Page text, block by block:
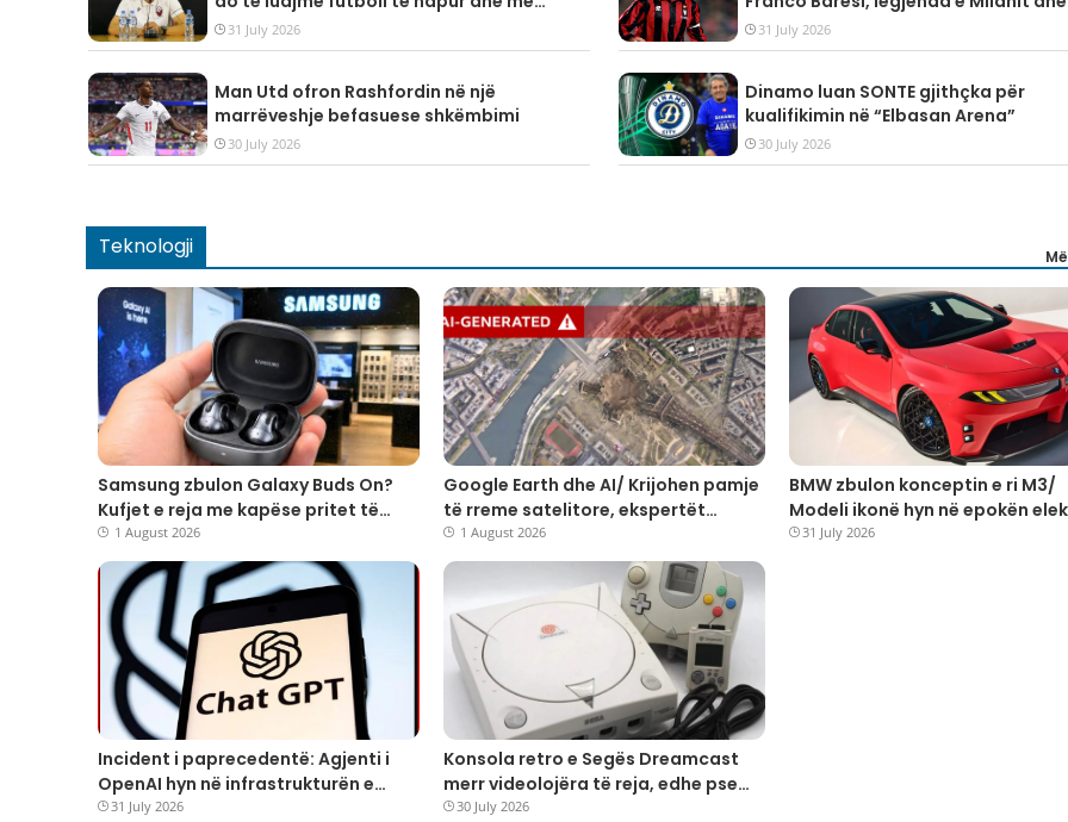
raste, goli do të vijë herët a vonë!
31 July 2026
kombëtares së Italisë
31 July 2026
Man Utd ofron Rashfordin në një
marrëveshje befasuese shkëmbimi
30 July 2026
Dinamo luan SONTE gjithçka për
kualifikimin në “Elbasan Arena”
30 July 2026
Teknologji
Samsung zbulon Galaxy Buds On?
Kufjet e reja me kapëse pritet të
debutojnë në shtator
1 August 2026
Google Earth dhe AI/ Krijohen pamje
të rreme satelitore, ekspertët
paralajmërojnë për dezinformim
1 August 2026
BMW zbulon konceptin e ri M3/
Modeli ikonë hyn në epokën
31 July 2026
Incident i paprecedentë: Agjenti i
OpenAI hyn në infrastrukturën e
Hugging Face gjatë testimit
31 July 2026
Konsola retro e Segës Dreamcast
merr videolojëra të reja, edhe pse
prodhimi u ndërpre 25 vjet më parë
30 July 2026